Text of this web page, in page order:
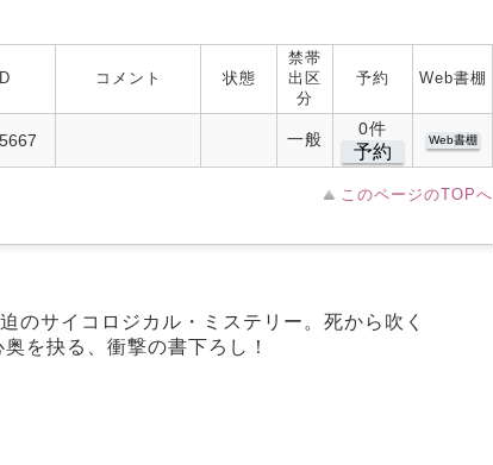
コメント 状態
禁帯
出区
分
予約 Web書棚
一般
0件
予約
Web書棚
このページのTOPへ
のサイコロジカル・ミステリー。死から吹く
を抉る、衝撃の書下ろし！